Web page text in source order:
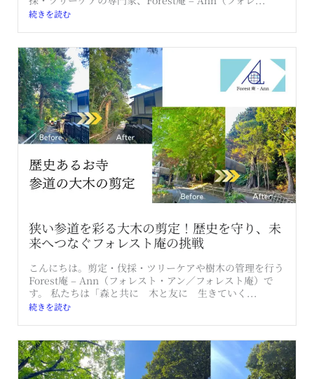
続きを読む
狭い参道を彩る大木の剪定！歴史を守り、未
来へつなぐフォレスト庵の挑戦
こんにちは。剪定・伐採・ツリーケアや樹木の管理を行う
Forest庵 – Ann（フォレスト・アン／フォレスト庵）で
す。 私たちは「森と共に 木と友に 生きていく...
続きを読む